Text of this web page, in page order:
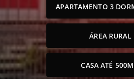
APARTAMENTO 3
ÁREA RURAL
CASA ATÉ